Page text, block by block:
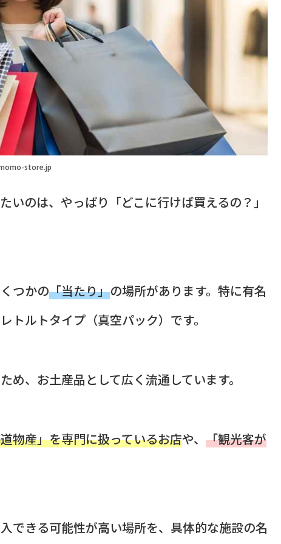
store.jp
いのは、やっぱり「どこに行けば買えるの？」
つかの「当たり」の場所があります。特に有名
トルトタイプ（真空パック）です。
、お土産品として広く流通しています。
物産」を専門に扱っているお店や、 「観光客が
できる可能性が高い場所を、具体的な施設の名